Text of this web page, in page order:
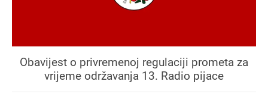
Obavijest o privremenoj regulaciji prometa za
vrijeme održavanja 13. Radio pijace